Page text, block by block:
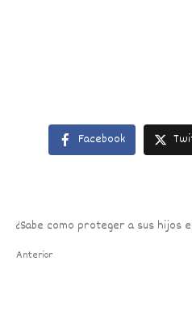
Facebook
¿Sabe como proteger a sus hijos
Anterior